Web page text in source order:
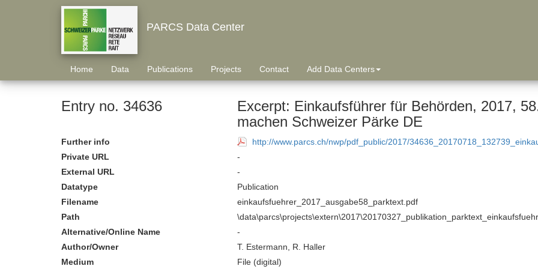
PARCS Data Center
Home Data Publications Projects Contact Add Data Centers
Entry no. 34636
Excerpt: Einkaufsführer für Behörden, 2017,
machen Schweizer Pärke DE
Further info
http://www.parcs.ch/nwp/pdf_public/2017/
Private URL
-
External URL
-
Datatype
Publication
Filename
einkaufsfuehrer_2017_ausgabe58_parktext.pdf
Path
Alternative/Online Name
-
Author/Owner
T. Estermann, R. Haller
Medium
File (digital)